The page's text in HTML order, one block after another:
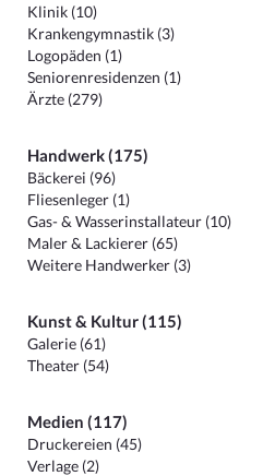
Klinik (10)
Krankengymnastik (3)
Logopäden (1)
Seniorenresidenzen (1)
Ärzte (279)
Handwerk (175)
Bäckerei (96)
Fliesenleger (1)
Gas- & Wasserinstallateur (10)
Maler & Lackierer (65)
Weitere Handwerker (3)
Kunst & Kultur (115)
Galerie (61)
Theater (54)
Medien (117)
Druckereien (45)
Verlage (2)